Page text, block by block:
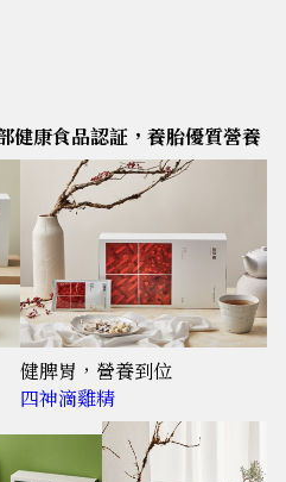
健康食品認証，養胎優質營養
健脾胃，營養到位
四神滴雞精